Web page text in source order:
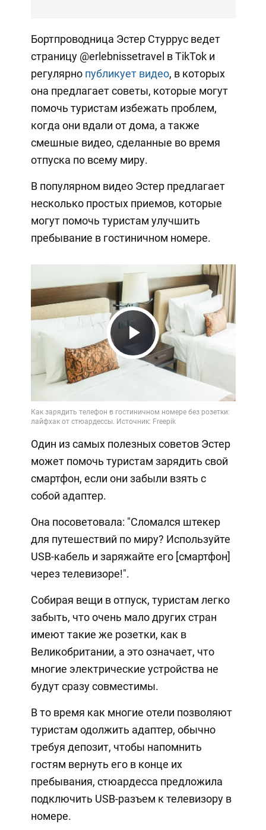
Бортпроводница Эстер Стуррус ведет
страницу @erlebnissetravel в TikTok и
регулярно публикует видео, в которых
она предлагает советы, которые могут
помочь туристам избежать проблем,
когда они вдали от дома, а также
смешные видео, сделанные во время
отпуска по всему миру.
В популярном видео Эстер предлагает
несколько простых приемов, которые
могут помочь туристам улучшить
пребывание в гостиничном номере.
Play
Video
Один из самых полезных советов Эстер
может помочь туристам зарядить свой
смартфон, если они забыли взять с
собой адаптер.
Она посоветовала: "Сломался штекер
для путешествий по миру? Используйте
USB-кабель и заряжайте его [смартфон]
через телевизоре!".
Собирая вещи в отпуск, туристам легко
забыть, что очень мало других стран
имеют такие же розетки, как в
Великобритании, а это означает, что
многие электрические устройства не
будут сразу совместимы.
В то время как многие отели позволяют
туристам одолжить адаптер, обычно
требуя депозит, чтобы напомнить
гостям вернуть его в конце их
пребывания, стюардесса предложила
подключить USB-разъем к телевизору в
номере.